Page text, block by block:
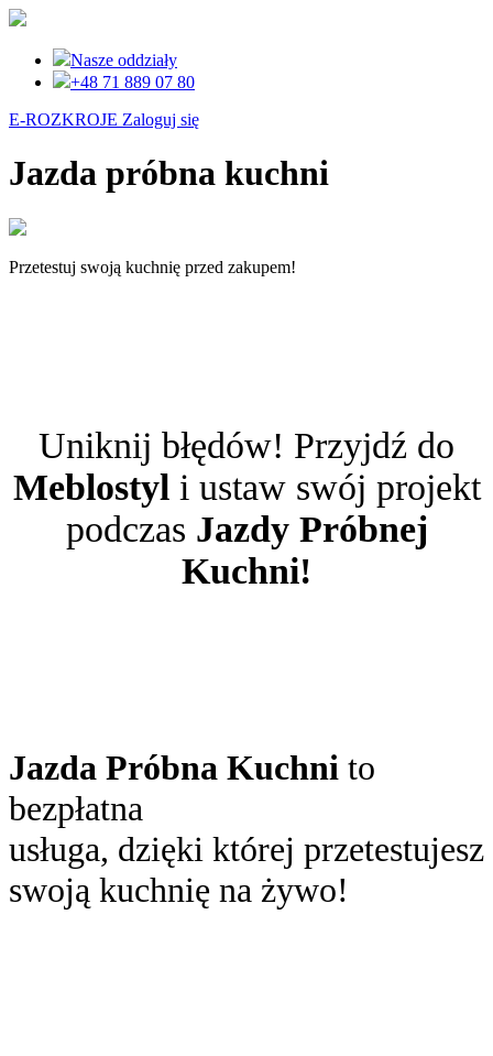
Nasze oddziały
+48 71 889 07 80
E-ROZKROJE Zaloguj się
Jazda próbna kuchni
Przetestuj swoją kuchnię przed zakupem!
Uniknij błędów! Przyjdź do
Meblostyli ustaw swój projekt
podczas Jazdy Próbnej
Kuchni!
Jazda Próbna Kuchni to
bezpłatna
usługa, dzięki której przetestujesz
swoją kuchnię na żywo!